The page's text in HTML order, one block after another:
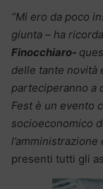
“Mi ero da poco
giunta – ha
Finocchiaro-
delle tante novità
parteciperanno a
Fest è un evento
socioeconomico
presenti tutti gli